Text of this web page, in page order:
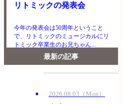
リトミックの発表会
今年の発表会は50周年ということ
で、リトミックのミュージカルにリ
トミック卒業生のお兄ちゃん...
最新の記事
2026.08.03（Mon）